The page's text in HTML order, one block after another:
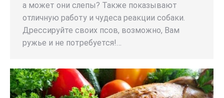
а может они слепы? Также показывают
отличную работу и чудеса реакции собаки.
Дрессируйте своих псов, возможно, Вам
ружье и не потребуется!…